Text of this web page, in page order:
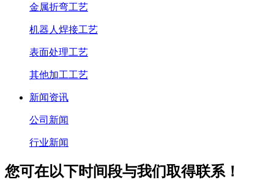
金属折弯工艺
机器人焊接工艺
表面处理工艺
其他加工工艺
新闻资讯
公司新闻
行业新闻
您可在以下时间段与我们取得联系！